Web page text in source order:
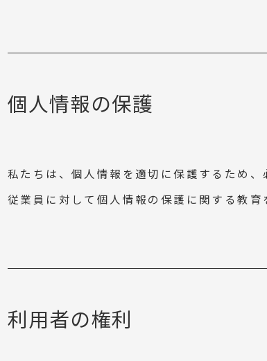
個人情報の保護
私たちは、個人情報を適切に保護するため
従業員に対して個人情報の保護に関する教育
利用者の権利